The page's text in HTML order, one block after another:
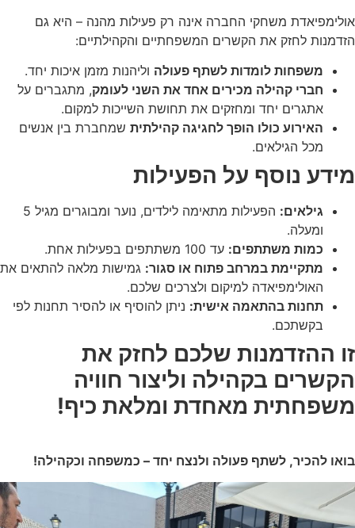
אולימפיאדת משחקי החברה אינה רק פעילות מהנה – היא גם
הזדמנות לחזק את הקשרים המשפחתיים והקהילתיים:
משפחות לומדות לשתף פעולה וליהנות מזמן איכות יחד.
חברי קהילה מכירים אחד את השני לעומק, מתגברים על
אתגרים יחד ומחזקים את תחושת השייכות למקום.
האירוע כולו הופך לחגיגה קהילתית שמחברת בין אנשים
מכל הגילאים.
מידע נוסף על הפעילות
גילאים:
הפעילות מתאימה לילדים, נוער ומבוגרים מגיל 5
ומעלה.
כמות משתתפים: עד 100 משתתפים בפעילות אחת.
מתקיימת במרחב פתוח או סגור: גמישות מלאה להתאים את
האולימפיאדה למיקום ולצרכים שלכם.
תחנות בהתאמה אישית: ניתן להוסיף או להסיר תחנות לפי
בקשתכם.
זו ההזדמנות שלכם לחזק את
הקשרים בקהילה וליצור חוויה
משפחתית מאחדת ומלאת כיף!
בואו להכיר, לשתף פעולה ולנצח יחד – כמשפחה וכקהילה!